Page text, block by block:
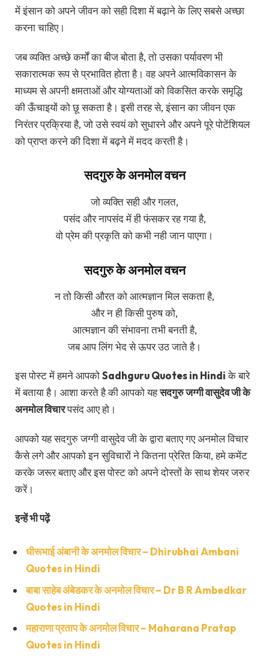
में इंसान को अपने जीवन को सही दिशा में बढ़ाने के लिए सबसे अच्छा
करना चाहिए।
जब व्यक्ति अच्छे कर्मों का बीज बोता है, तो उसका पर्यावरण भी
सकारात्मक रूप से प्रभावित होता है। वह अपने आत्मविकासन के
माध्यम से अपनी क्षमताओं और योग्यताओं को विकसित करके समृद्धि
की ऊँचाइयों को छू सकता है। इसी तरह से, इंसान का जीवन एक
निरंतर प्रक्रिया है, जो उसे स्वयं को सुधारने और अपने पूरे पोटेंशियल
को प्राप्त करने की दिशा में बढ़ने में मदद करती है।
सदगुरु के अनमोल वचन
जो व्यक्ति सही और गलत,
पसंद और नापसंद में ही फंसकर रह गया है,
वो प्रेम की प्रकृति को कभी नही जान पाएगा।
सदगुरु के अनमोल वचन
न तो किसी औरत को आत्मज्ञान मिल सकता है,
और न ही किसी पुरुष को,
आत्मज्ञान की संभावना तभी बनती है,
जब आप लिंग भेद से ऊपर उठ जाते है।
इस पोस्ट में हमने आपकोSadhguru Quotes in Hindiके बारे
में बताया है। आशा करते है की आपको यहसदगुरु जग्गी वासुदेव जी के
अनमोल विचारपसंद आए हो।
आपको यह सदगुरु जग्गी वासुदेव जी के द्वारा बताए गए अनमोल विचार
कैसे लगे और आपको इन सुविचारों ने कितना प्रेरित किया, हमे कमेंट
करके जरूर बताए और इस पोस्ट को अपने दोस्तों के साथ शेयर जरुर
करें।
इन्हें भी पढ़ें
धीरूभाई अंबानी के अनमोल विचार – Dhirubhai Ambani
Quotes in Hindi
बाबा साहेब अंबेडकर के अनमोल विचार – Dr B R Ambedkar
Quotes in Hindi
महाराणा प्रताप के अनमोल विचार – Maharana Pratap
Quotes in Hindi